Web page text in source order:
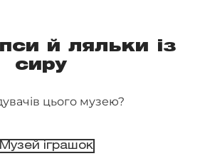
й ляльки із
сиру
цього музею?